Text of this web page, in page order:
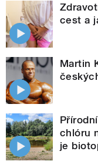
cest a
Martin
chlóru
je